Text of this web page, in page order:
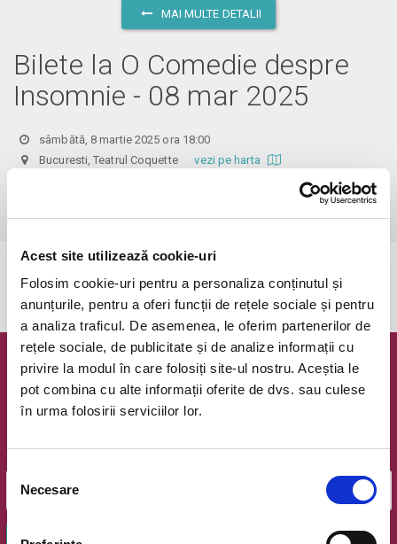
Acest site utilizează cookie-uri
Folosim cookie-uri pentru a personaliza conținutul și
anunțurile, pentru a oferi funcții de rețele sociale și pentru
a analiza traficul. De asemenea, le oferim partenerilor de
rețele sociale, de publicitate și de analize informații cu
privire la modul în care folosiți site-ul nostru. Aceștia le
pot combina cu alte informații oferite de dvs. sau culese
în urma folosirii serviciilor lor.
Selecția
consimțământului
Necesare
MAI MULTE DETALII
Bilete la O Comedie despre
Insomnie - 08 mar 2025
sâmbătă, 8 martie 2025 ora 18:00
Bucuresti, Teatrul Coquettevezi pe harta
Dupa ora inceperii reprezentatiei biletele isi pierd valabilitatea, iar
Newsletter @ Bilete.ro
Oferte exclusive si o editie saptamanala cu cele mai noi
OK